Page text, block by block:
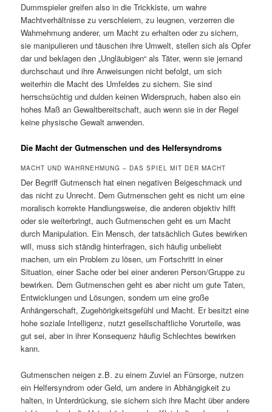
Dummspieler greifen also in die Trickkiste, um wahre
Machtverhältnisse zu verschleiern, zu leugnen, verzerren die
Wahrnehmung anderer, um Macht zu erhalten oder zu sichern,
sie manipulieren und täuschen ihre Umwelt, stellen sich als Opfer
dar und beklagen den „Ungläubigen“ als Täter, wenn sie jemand
durchschaut und ihre Anweisungen nicht befolgt, um sich
weiterhin die Macht des Umfeldes zu sichern. Sie sind
herrschsüchtig und dulden keinen Widerspruch, haben also ein
hohes Maß an Gewaltbereitschaft, auch wenn sie in der Regel
keine physische Gewalt anwenden.
Die Macht der Gutmenschen und des Helfersyndroms
MACHT UND WAHRNEHMUNG – DAS SPIEL MIT DER MACHT
Der Begriff Gutmensch hat einen negativen Beigeschmack und
das nicht zu Unrecht. Dem Gutmenschen geht es nicht um eine
moralisch korrekte Handlungsweise, die anderen objektiv hilft
oder sie weiterbringt, auch Gutmenschen geht es um Macht
durch Manipulation. Ein Mensch, der tatsächlich Gutes bewirken
will, muss sich ständig hinterfragen, sich häufig unbeliebt
machen, um ein Problem zu lösen, um Fortschritt in einer
Situation, einer Sache oder bei einer anderen Person/Gruppe zu
bewirken. Dem Gutmenschen geht es aber nicht um gute Taten,
Entwicklungen und Lösungen, sondern um eine große
Anhängerschaft, Zugehörigkeitsgefühl und Macht. Er besitzt eine
hohe soziale Intelligenz, nutzt gesellschaftliche Vorurteile, was
gut sei, aber in ihrer Konsequenz häufig Schlechtes bewirken
kann.
Gutmenschen neigen z.B. zu einem Zuviel an Fürsorge, nutzen
ein Helfersyndrom oder Geld, um andere in Abhängigkeit zu
halten, in Unterdrückung, sie sichern sich ihre Macht über andere